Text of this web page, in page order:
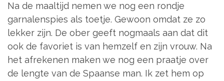
Na de maaltijd nemen we nog een rondje
garnalenspies als toetje. Gewoon omdat ze zo
lekker zijn. De ober geeft nogmaals aan dat dit
ook de favoriet is van hemzelf en zijn vrouw. Na
het afrekenen maken we nog een praatje over
de lengte van de Spaanse man. Ik zet hem op